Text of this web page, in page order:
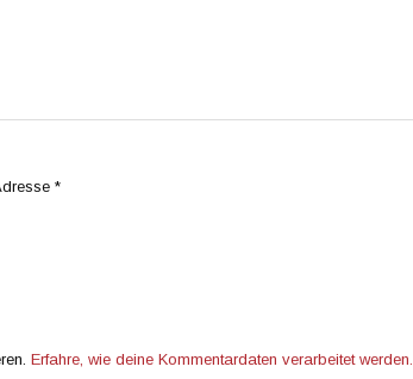
*
Erfahre, wie deine Kommentardaten verarbeitet werden.